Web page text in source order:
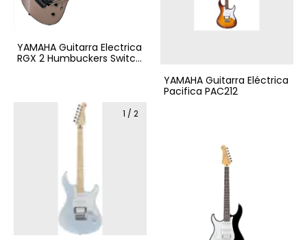
YAMAHA Guitarra Electrica
RGX 2 Humbuckers Switch
YAMAHA Guitarra Eléctrica
Pacifica PAC212
1 / 2